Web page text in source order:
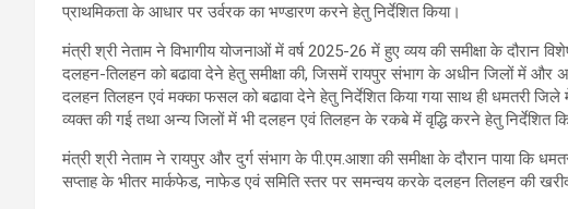
प्राथमिकता के आधार पर उर्वरक का भण्डारण करने हेतु निर्देशित किया।
मंत्री श्री नेताम ने विभागीय योजनाओं में वर्ष 2025-26 में हुए व्यय की समीक्षा के
दलहन-तिलहन को बढावा देने हेतु समीक्षा की, जिसमें रायपुर संभाग के अधीन जिलों में
दलहन तिलहन एवं मक्का फसल को बढावा देने हेतु निर्देशित किया गया साथ ही धमतरी जिले
व्यक्त की गई तथा अन्य जिलों में भी दलहन एवं तिलहन के रकबे में वृद्धि करने हेतु निर्देशित
मंत्री श्री नेताम ने रायपुर और दुर्ग संभाग के पी.एम.आशा की समीक्षा के दौरान पाया कि
सप्ताह के भीतर मार्कफेड, नाफेड एवं समिति स्तर पर समन्वय करके दलहन तिलहन की